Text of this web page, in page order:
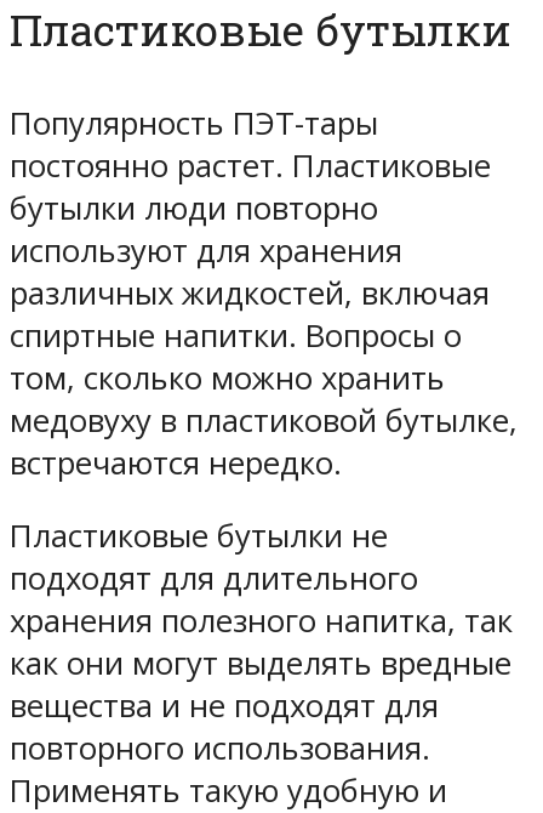
Пластиковые бутылки
Популярность ПЭТ-тары
постоянно растет. Пластиковые
бутылки люди повторно
используют для хранения
различных жидкостей, включая
спиртные напитки. Вопросы о
том, сколько можно хранить
медовуху в пластиковой бутылке,
встречаются нередко.
Пластиковые бутылки не
подходят для длительного
хранения полезного напитка, так
как они могут выделять вредные
вещества и не подходят для
повторного использования.
Применять такую удобную и